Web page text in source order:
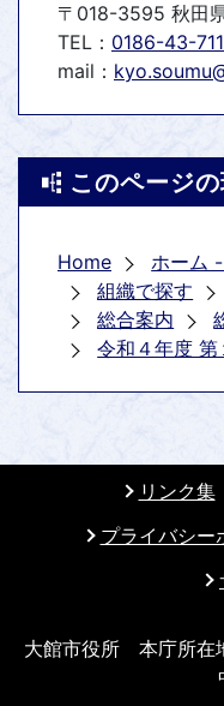
〒018-3595 秋田
TEL： 0186-43-
mail：
このページ
Home
ホーム
組織で探す
総合案内
令和４年度
リンク集
プライバシー
大館市役所 本庁所